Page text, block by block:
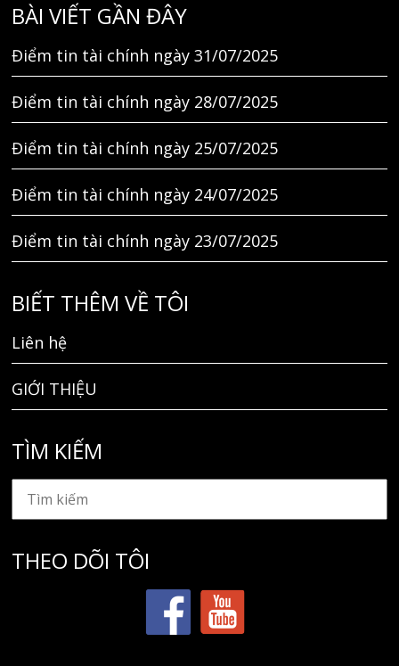
BÀI VIẾT GẦN ĐÂY
Điểm tin tài chính ngày 31/07/2025
Điểm tin tài chính ngày 28/07/2025
Điểm tin tài chính ngày 25/07/2025
Điểm tin tài chính ngày 24/07/2025
Điểm tin tài chính ngày 23/07/2025
BIẾT THÊM VỀ TÔI
Liên hệ
GIỚI THIỆU
TÌM KIẾM
THEO DÕI TÔI